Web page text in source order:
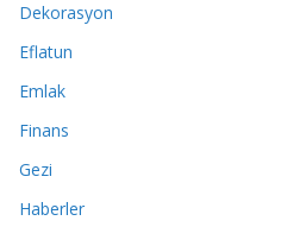
Dekorasyon
Eflatun
Emlak
Finans
Gezi
Haberler